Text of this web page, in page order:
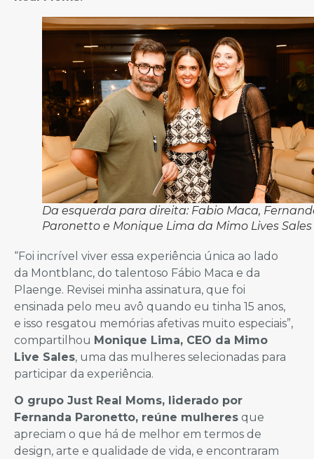
Da esquerda para direita: Fabio Maca,
Paronetto e Monique Lima da Mimo Lives Sales
“Foi incrível viver essa experiência única ao lado
da Montblanc, do talentoso Fábio Maca e da
Plaenge. Revisei minha assinatura, que foi
ensinada pelo meu avô quando eu tinha 15 anos,
e isso resgatou memórias afetivas muito especiais”,
compartilhou Monique Lima, CEO da Mimo
Live Sales, uma das mulheres selecionadas para
participar da experiência.
O grupo Just Real Moms, liderado por
Fernanda Paronetto, reúne mulheres que
apreciam o que há de melhor em termos de
design, arte e qualidade de vida, e encontraram